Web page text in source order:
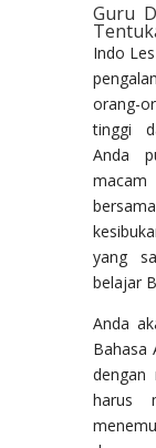
Guru
Indo
orang-
tinggi
Anda
yang
belajar
Anda
Bahasa
dengan
harus